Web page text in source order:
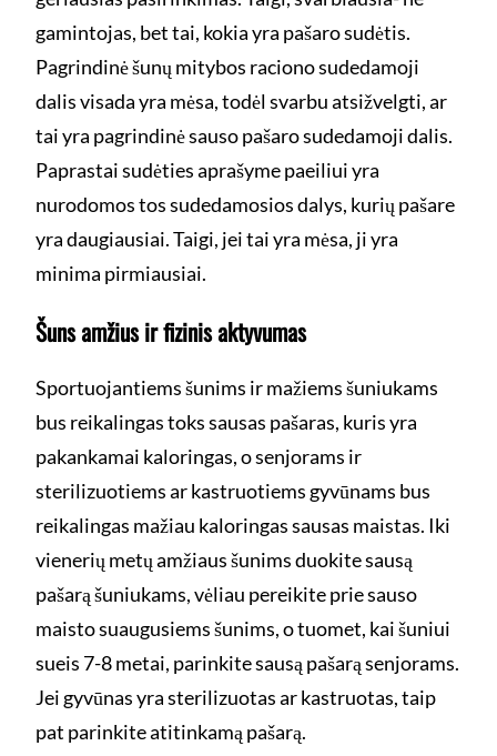
gamintojas, bet tai, kokia yra pašaro sudėtis.
Pagrindinė šunų mitybos raciono sudedamoji
dalis visada yra mėsa, todėl svarbu atsižvelgti, ar
tai yra pagrindinė sauso pašaro sudedamoji dalis.
Paprastai sudėties aprašyme paeiliui yra
nurodomos tos sudedamosios dalys, kurių pašare
yra daugiausiai. Taigi, jei tai yra mėsa, ji yra
minima pirmiausiai.
Šuns amžius ir fizinis aktyvumas
Sportuojantiems šunims ir mažiems šuniukams
bus reikalingas toks sausas pašaras, kuris yra
pakankamai kaloringas, o senjorams ir
sterilizuotiems ar kastruotiems gyvūnams bus
reikalingas mažiau kaloringas sausas maistas. Iki
vienerių metų amžiaus šunims duokite sausą
pašarą šuniukams, vėliau pereikite prie sauso
maisto suaugusiems šunims, o tuomet, kai šuniui
sueis 7-8 metai, parinkite sausą pašarą senjorams.
Jei gyvūnas yra sterilizuotas ar kastruotas, taip
pat parinkite atitinkamą pašarą.